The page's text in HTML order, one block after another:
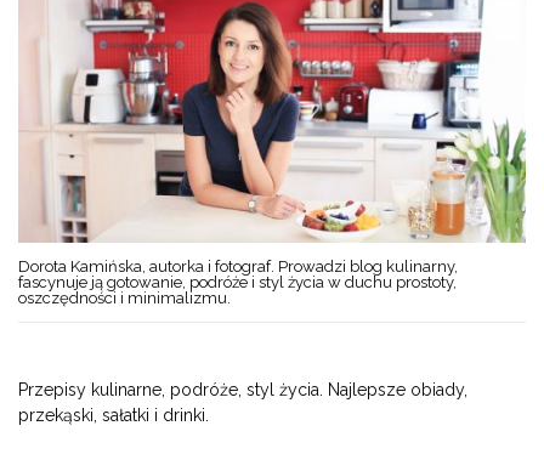
Dorota Kamińska, autorka i fotograf. Prowadzi blog kulinarny,
fascynuje ją gotowanie, podróże i styl życia w duchu prostoty,
oszczędności i minimalizmu.
Przepisy kulinarne, podróże, styl życia. Najlepsze obiady,
przekąski, sałatki i drinki.